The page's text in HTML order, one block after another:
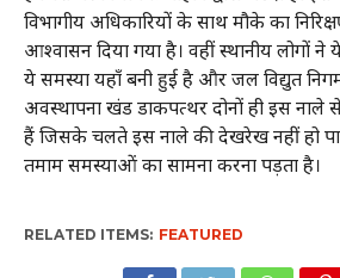
विभागीय अधिकारियों के साथ मौके का
आश्वासन दिया गया है। वहीं स्थानीय लोगों ने
ये समस्या यहाँ बनी हुई है और जल विद्युत
अवस्थापना खंड डाकपत्थर दोनों ही इस नाले
हैं जिसके चलते इस नाले की देखरेख नहीं हो
तमाम समस्याओं का सामना करना पड़ता है।
RELATED ITEMS: FEATURED